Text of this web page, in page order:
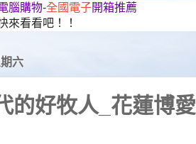
腦購物-全國電子開箱推薦
來看看吧！！
六
的好牧人_花蓮博